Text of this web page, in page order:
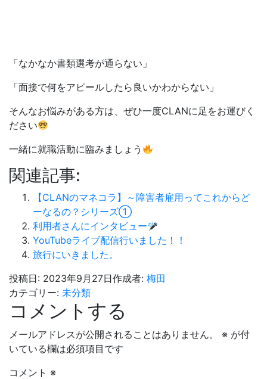
「なかなか書類選考が通らない」
「面接で何をアピールしたら良いかわからない」
そんなお悩みがある方は、ぜひ一度CLANに足をお運びく
ださい
一緒に就職活動に臨みましょう
関連記事:
【CLANのマネコラ】～障害者雇用ってこれからど
ーなるの？シリーズ①
利用者さんにインタビュー
YouTubeライブ配信行いました！！
旅行にいきました。
投稿日: 2023年9月27日作成者: 梅田
カテゴリー: 未分類
コメントする
メールアドレスが公開されることはありません。 ※ が付
いている欄は必須項目です
コメント ※